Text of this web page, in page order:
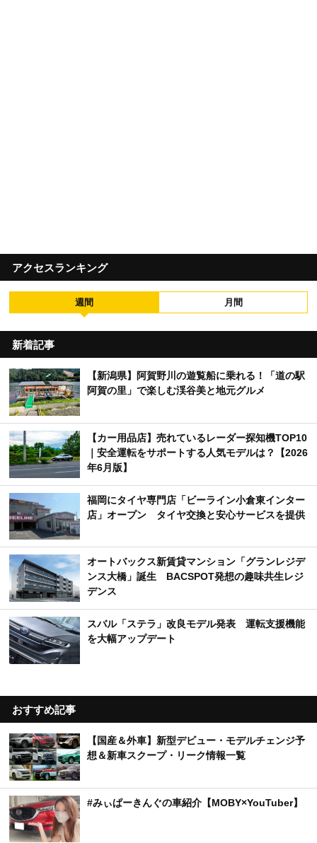
アクセスランキング
週間 月間
新着記事
【新潟県】阿賀野川の遊覧船に乗れる！「道の駅
阿賀の里」で楽しむ渓谷美と地元グルメ
【カー用品店】売れているレーダー探知機TOP10
｜安全運転をサポートする人気モデルは？【2026
年6月版】
福岡にタイヤ専門店「ビーライン小倉東インター
店」オープン タイヤ交換と安心サービスを提供
オートバックス新賃貸マンション「グランレジデ
ンス大橋」誕生 BACSPOT発想の趣味共生レジ
デンス
スバル「ステラ」改良モデル発表 運転支援機能
を大幅アップデート
おすすめ記事
【国産＆外車】新型デビュー・モデルチェンジ予
想＆新車スクープ・リーク情報一覧
#みぃぱーきんぐの車紹介【MOBY×YouTuber】